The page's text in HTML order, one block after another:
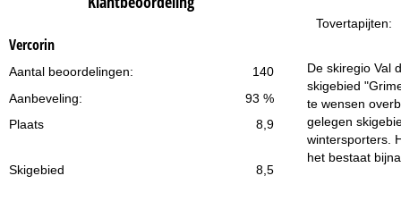
Vercorin
140
Aantal beoordelingen:
93 %
Aanbeveling:
Plaats
8,9
Skigebied 8,5
a
Tovertapijten:
De skiregio Val
skigebied
te wensen
gelegen
wintersporters.
het bestaat